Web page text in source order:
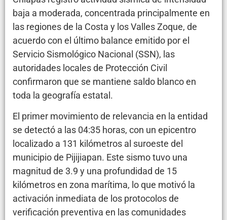
baja a moderada, concentrada principalmente en
las regiones de la Costa y los Valles Zoque, de
acuerdo con el último balance emitido por el
Servicio Sismológico Nacional (SSN), las
autoridades locales de Protección Civil
confirmaron que se mantiene saldo blanco en
toda la geografía estatal.
El primer movimiento de relevancia en la entidad
se detectó a las 04:35 horas, con un epicentro
localizado a 131 kilómetros al suroeste del
municipio de Pijijiapan. Este sismo tuvo una
magnitud de 3.9 y una profundidad de 15
kilómetros en zona marítima, lo que motivó la
activación inmediata de los protocolos de
verificación preventiva en las comunidades